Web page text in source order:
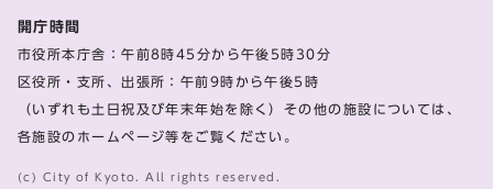
開庁時間
市役所本庁舎：午前8時45分から午後5時30分
区役所・支所、出張所：午前9時から午後5時
（いずれも土日祝及び年末年始を除く）その他の施設については、
各施設のホームページ等をご覧ください。
(c) City of Kyoto. All rights reserved.